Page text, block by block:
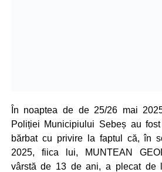
În noaptea de de 25/26 mai
Poliției Municipiului Sebeș au
bărbat cu privire la faptul că, în
2025, fiica lui, MUNTEAN
vârstă de 13 de ani, a plecat de